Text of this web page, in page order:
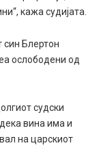
кажа судијата.
син Блертон
ослободени од
судски
вина има и
на царскиот